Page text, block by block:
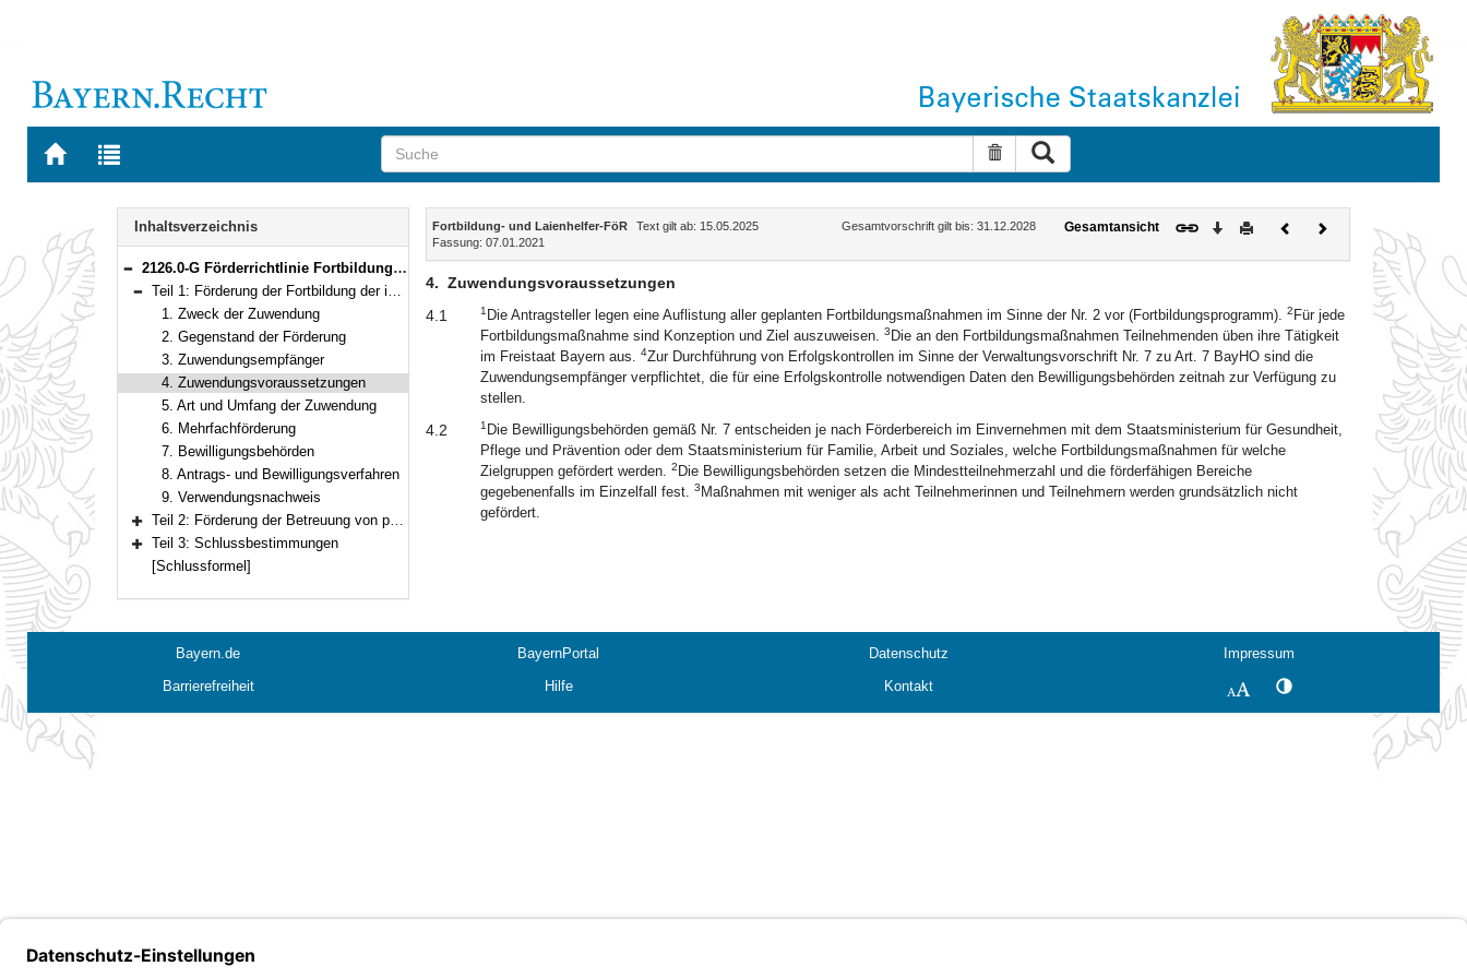
Zur
BAYERN.RECHT
Zur
letzten
Suche zurücksetzen
Navigation
Inhaltsverzeichnis
Bereich reduzieren
2126.0-G Förderrichtlinie Fortbildung der in den Bereichen Behindertenhilfe und psychiatrische Versorgung tätigen Personen und Förderung der Betreuung von psychisch kranken Menschen durch Laienhelferinnen und Laienhelfer (Förderrichtlinie Fortbildung und Laienhelfer – Fortbildung- und Laienhelfer-FöR) Gemeinsame Bekanntmachung der Bayerischen Staatsministerien für Gesundheit und Pflege und für Familie, Arbeit und Soziales vom 7. Januar 2021, Az. 27h-G8096-2020/75-29 und II4/6438.01-1/6 (BayMBl. Nr. 41, 96)
Bereich reduzieren
Teil 1: Förderung der Fortbildung der in den Bereichen Behindertenhilfe und psychiatrische Versorgung tätigen Personen
1. Zweck der Zuwendung
2. Gegenstand der Förderung
3. Zuwendungsempfänger
4. Zuwendungsvoraussetzungen
5. Art und Umfang der Zuwendung
6. Mehrfachförderung
7. Bewilligungsbehörden
8. Antrags- und Bewilligungsverfahren
9. Verwendungsnachweis
Bereich erweitern
Teil 2: Förderung der Betreuung von psychisch kranken Menschen durch Laienhelferinnen und Laienhelfer
Bereich erweitern
Teil 3: Schlussbestimmungen
[Schlussformel]
Inhalt
Fortbildung- und Laienhelfer-FöR Text gilt ab: 15.05.2025
Gesamtvorschrift gilt bis: 31.12.2028
Fassung: 07.01.2021
Gesamtansicht Download
DruckenVorherigesNächstes
Dokument
4. Zuwendungsvoraussetzungen
4.1
1 Die Antragsteller legen eine Auflistung aller geplanten Fortbildungsmaßnahmen im Sinne der Nr. 2 vor (Fortbildungsprogramm). 2 Für jede
Fortbildungsmaßnahme sind Konzeption und Ziel auszuweisen. 3 Die an den Fortbildungsmaßnahmen Teilnehmenden üben ihre Tätigkeit
im Freistaat Bayern aus. 4Zur Durchführung von Erfolgskontrollen im Sinne der Verwaltungsvorschrift Nr. 7 zu Art. 7 BayHO sind die
Zuwendungsempfänger verpflichtet, die für eine Erfolgskontrolle notwendigen Daten den Bewilligungsbehörden zeitnah zur Verfügung zu
stellen.
4.2 1 Die Bewilligungsbehörden gemäß Nr. 7 entscheiden je nach Förderbereich im Einvernehmen mit dem Staatsministerium für Gesundheit,
Pflege und Prävention oder dem Staatsministerium für Familie, Arbeit und Soziales, welche Fortbildungsmaßnahmen für welche
Zielgruppen gefördert werden. 2 Die Bewilligungsbehörden setzen die Mindestteilnehmerzahl und die förderfähigen Bereiche
gegebenenfalls im Einzelfall fest. 3 Maßnahmen mit weniger als acht Teilnehmerinnen und Teilnehmern werden grundsätzlich nicht
gefördert.
Bayern.de BayernPortal Datenschutz
Impressum
Barrierefreiheit
Hilfe Kontakt SchriftgrößeKontrastwechsel